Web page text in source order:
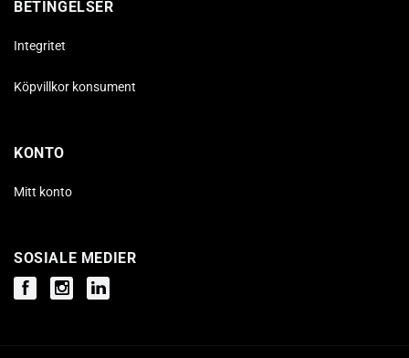
BETINGELSER
Integritet
Köpvillkor konsument
KONTO
Mitt konto
SOSIALE MEDIER
FacebookInstagramInstagram